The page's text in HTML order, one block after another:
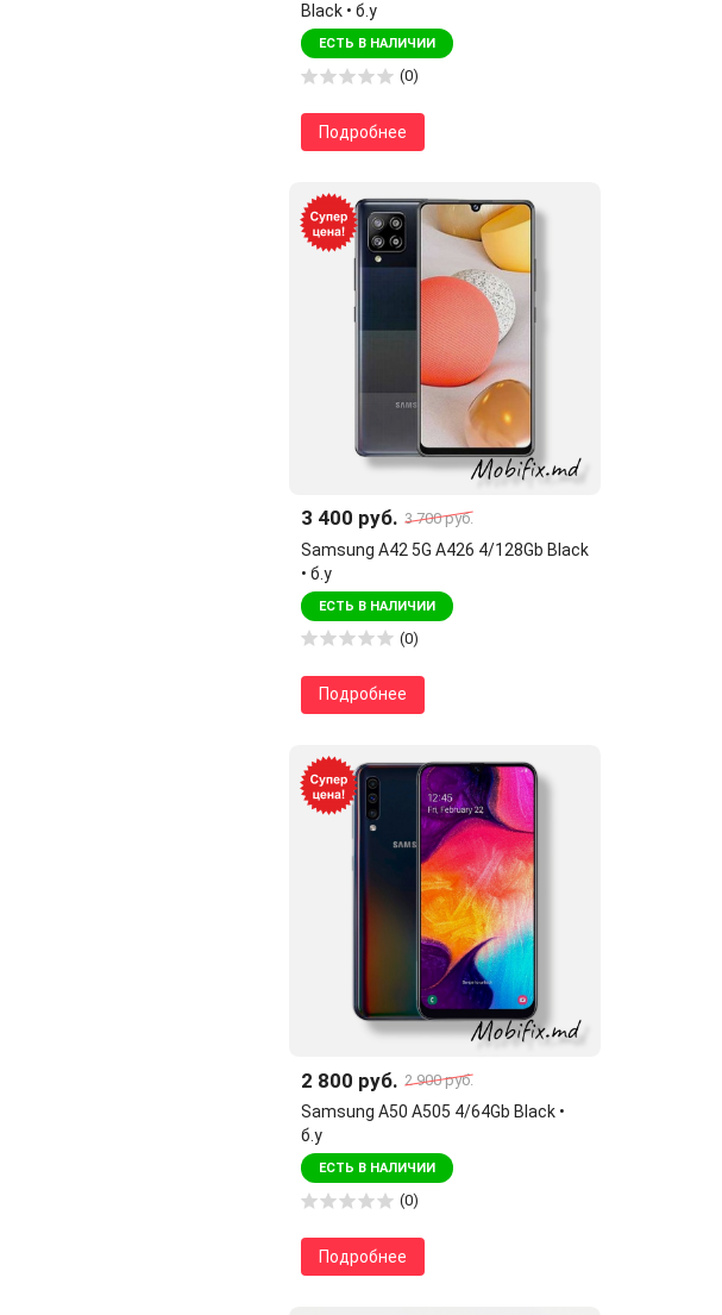
Black • б.у
ЕСТЬ В НАЛИЧИИ
(0)
Подробнее
3 400 руб. 3 700 руб.
Samsung A42 5G A426 4/128Gb Black
• б.у
ЕСТЬ В НАЛИЧИИ
(0)
Подробнее
2 800 руб. 2 900 руб.
Samsung A50 A505 4/64Gb Black •
б.у
ЕСТЬ В НАЛИЧИИ
(0)
Подробнее